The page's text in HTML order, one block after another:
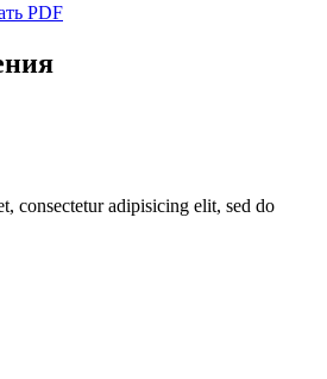
PDF
consectetur adipisicing elit, sed do